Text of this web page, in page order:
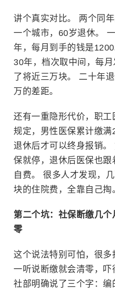
讲个真实对比。 两个同
一个城市，60岁退休。
年，每月到手的钱是
30年，档次取中间，每
了将近三万块。 二十年
万的差距。
还有一重隐形代价，职
规定，男性医保累计缴满
退休后才可以终身报销
保就停，退休后医保也
自费。 很多人才发现，
块的住院费，全靠自己掏
第二个坑：社保断缴几
零
这个说法特别可怕，很多
一听说断缴就会清零，
社部明确说了三个字：编